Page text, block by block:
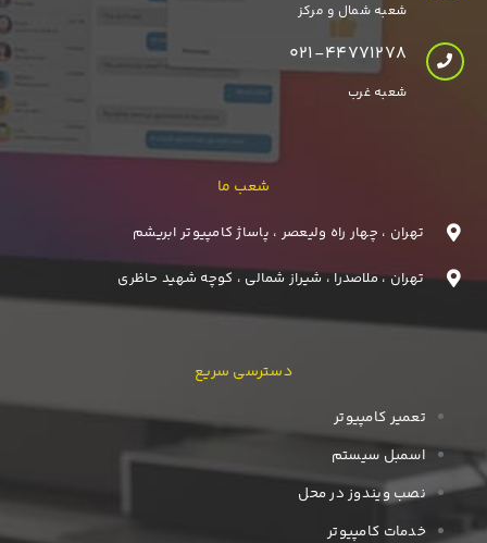
شعبه شمال و مرکز
021-44771278
شعبه غرب
شعب ما
تهران ، چهار راه ولیعصر ، پاساژ کامپیوتر ابریشم
تهران ، ملاصدرا ، شیراز شمالی ، کوچه شهید حاظری
دسترسی سریع
تعمیر کامپیوتر
اسمبل سیستم
نصب ویندوز در محل
خدمات کامپیوتر